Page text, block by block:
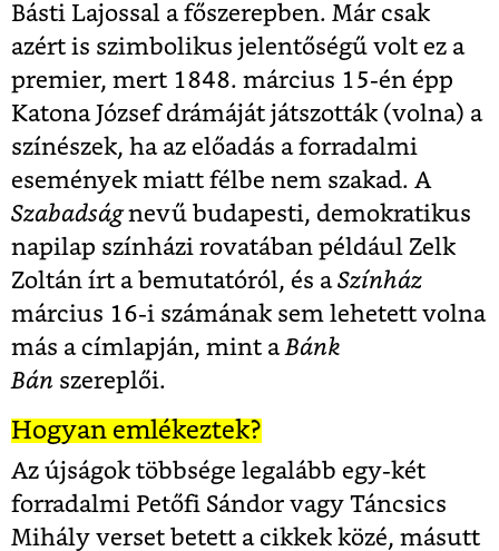
Básti Lajossal a főszerepben. Már csak
azért is szimbolikus jelentőségű volt ez a
premier, mert 1848. március 15-én épp
Katona József drámáját játszották (volna) a
színészek, ha az előadás a forradalmi
események miatt félbe nem szakad. A
Szabadságnevű budapesti, demokratikus
napilap színházi rovatában például Zelk
Zoltán írt a bemutatóról, és aSzínház
március 16-i számának sem lehetett volna
más a címlapján, mint aBánk
Bán szereplői.
Hogyan emlékeztek?
Az újságok többsége legalább egy-két
forradalmi Petőfi Sándor vagy Táncsics
Mihály verset betett a cikkek közé, másutt